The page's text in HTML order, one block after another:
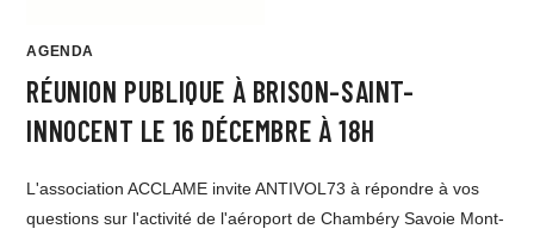
AGENDA
RÉUNION PUBLIQUE À BRISON-SAINT-
INNOCENT LE 16 DÉCEMBRE À 18H
L'association ACCLAME invite ANTIVOL73 à répondre à vos
questions sur l'activité de l'aéroport de Chambéry Savoie Mont-